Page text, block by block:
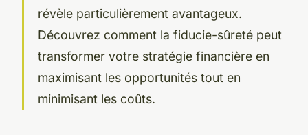
révèle particulièrement avantageux.
Découvrez comment la fiducie-sûreté peut
transformer votre stratégie financière en
maximisant les opportunités tout en
minimisant les coûts.